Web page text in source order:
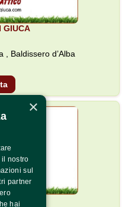
GIUCA
, Baldissero d’Alba
×
nostro
sul
partner
hai